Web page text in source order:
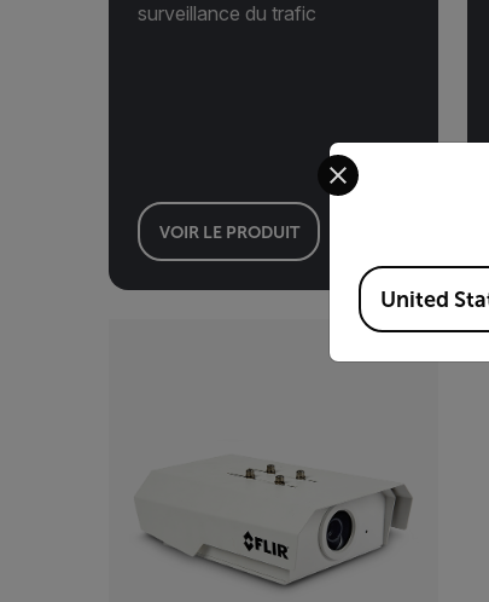
surveillance du trafic
VOIR LE PRODUIT
Select your
Available
United